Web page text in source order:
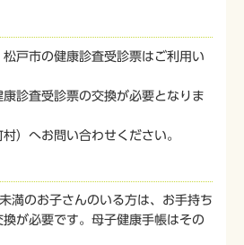
戸市の健康診査受診票はご利用い
診査受診票の交換が必要となりま
）へお問い合わせください。
満のお子さんのいる方は、お手持ち
が必要です。母子健康手帳はその